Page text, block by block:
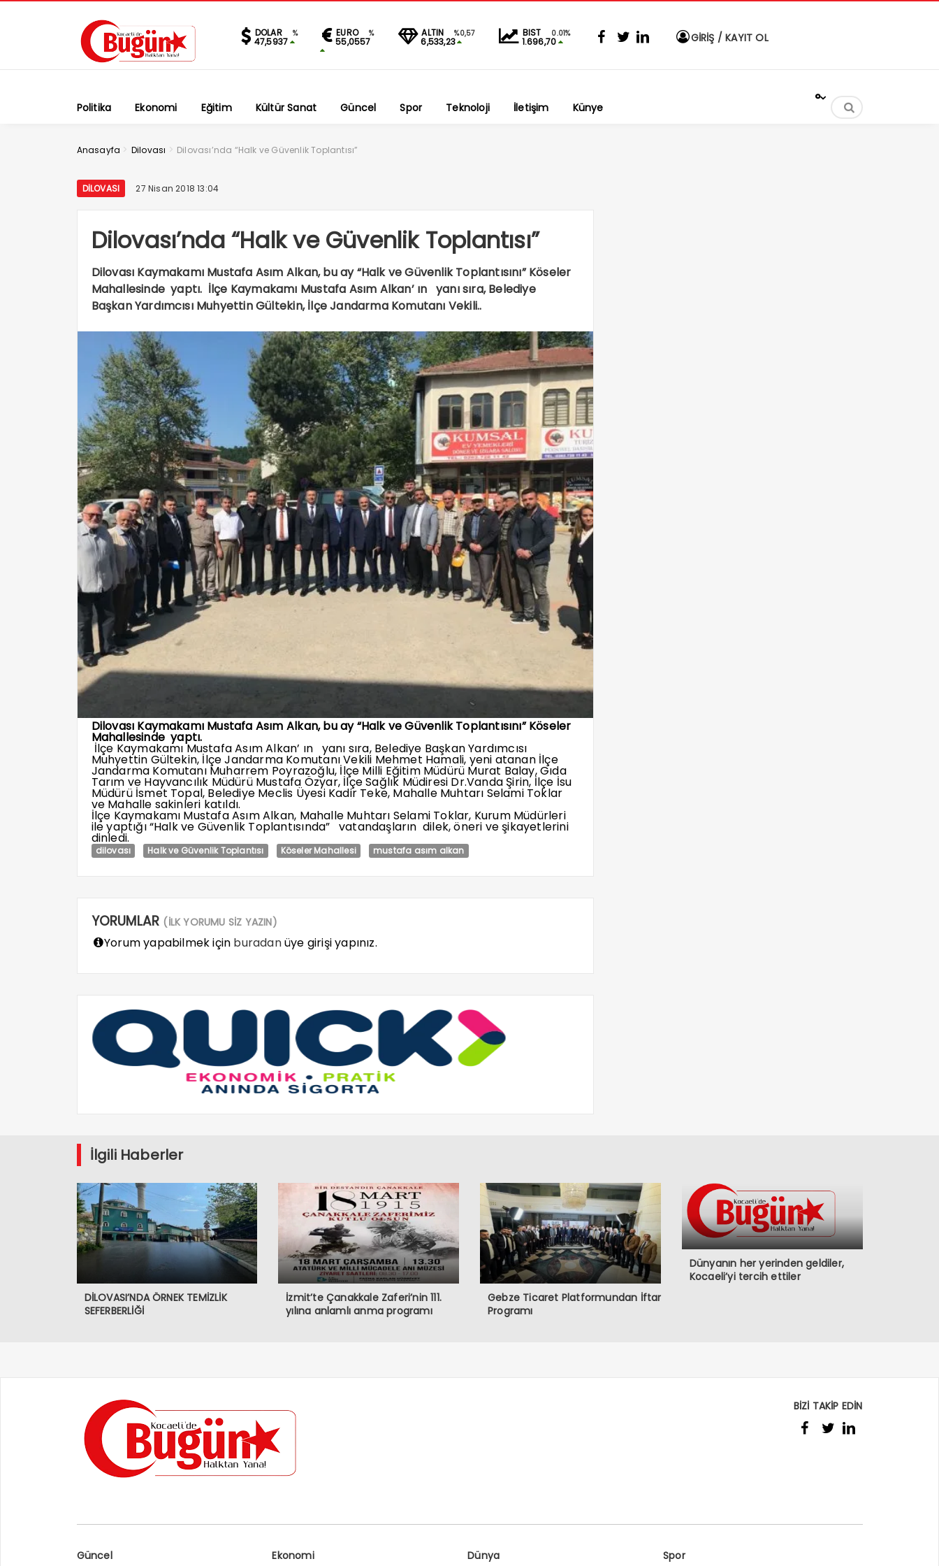
DOLAR %
47,5937
EURO %
55,0557
ALTIN %0,57
6,533,23
BIST 0.01%
1.696,70 GİRİŞ / KAYIT OL
Politika Ekonomi Eğitim Kültür Sanat Güncel Spor Teknoloji İletişim Künye
°
Anasayfa > Dilovası > Dilovası’nda “Halk ve Güvenlik Toplantısı”
DILOVASI 27 Nisan 2018 13:04
Dilovası’nda “Halk ve Güvenlik Toplantısı”
Dilovası Kaymakamı Mustafa Asım Alkan, bu ay “Halk ve Güvenlik Toplantısını” Köseler
Mahallesinde yaptı. İlçe Kaymakamı Mustafa Asım Alkan’ ın yanı sıra, Belediye
Başkan Yardımcısı Muhyettin Gültekin, İlçe Jandarma Komutanı Vekili..
Dilovası Kaymakamı Mustafa Asım Alkan, bu ay “Halk ve Güvenlik Toplantısını” Köseler
Mahallesinde yaptı.
İlçe Kaymakamı Mustafa Asım Alkan’ ın yanı sıra, Belediye Başkan Yardımcısı
Muhyettin Gültekin, İlçe Jandarma Komutanı Vekili Mehmet Hamali, yeni atanan İlçe
Jandarma Komutanı Muharrem Poyrazoğlu, İlçe Milli Eğitim Müdürü Murat Balay, Gıda
Tarım ve Hayvancılık Müdürü Mustafa Özyar, İlçe Sağlık Müdiresi Dr.Vanda Şirin, İlçe İsu
Müdürü İsmet Topal, Belediye Meclis Üyesi Kadir Teke, Mahalle Muhtarı Selami Toklar
ve Mahalle sakinleri katıldı.
İlçe Kaymakamı Mustafa Asım Alkan, Mahalle Muhtarı Selami Toklar, Kurum Müdürleri
ile yaptığı “Halk ve Güvenlik Toplantısında” vatandaşların dilek, öneri ve şikayetlerini
dinledi.
dilovası Halk ve Güvenlik Toplantısı Köseler Mahallesi mustafa asım alkan
YORUMLAR (İLK YORUMU SİZ YAZIN)
Yorum yapabilmek için buradanüye girişi yapınız.
İlgili Haberler
DİLOVASI’NDA ÖRNEK TEMİZLİK
SEFERBERLİĞİ
İzmit’te Çanakkale Zaferi’nin 111.
yılına anlamlı anma programı
Gebze Ticaret Platformundan İftar
Programı
Dünyanın her yerinden geldiler,
Kocaeli’yi tercih ettiler
BİZİ TAKİP EDİN
Güncel Ekonomi Dünya Spor